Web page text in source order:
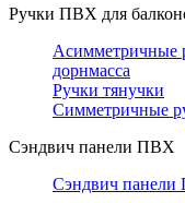
Ручки ПВХ для
Асимметричные
дорнмасса
Ручки тянучки
Симметричные
Сэндвич панели ПВХ
Сэндвич